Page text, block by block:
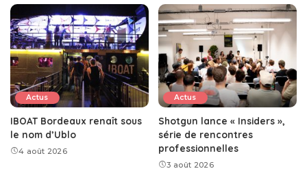
Actus
IBOAT Bordeaux renaît sous
le nom d’Ublo
4 août 2026
Actus
Shotgun lance « Insiders »,
série de rencontres
professionnelles
3 août 2026